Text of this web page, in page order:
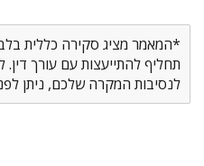
*המאמר מציג סקירה כללית
תחליף להתייעצות עם עורך
לנסיבות המקרה שלכם, ניתן